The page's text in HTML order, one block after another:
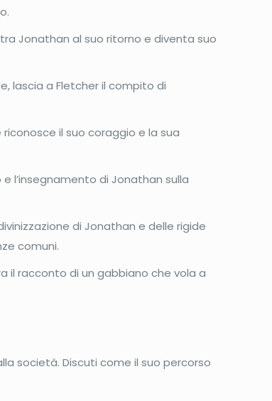
Jonathan al suo ritorno e diventa suo
lascia a Fletcher il compito di
il suo coraggio e la sua
l’insegnamento di Jonathan sulla
di Jonathan e delle rigide
comuni.
il racconto di un gabbiano che vola a
società. Discuti come il suo percorso